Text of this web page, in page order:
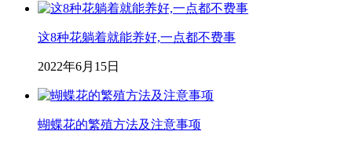
这8种花躺着就能养好,一点都不费事
2022年6月15日
蝴蝶花的繁殖方法及注意事项